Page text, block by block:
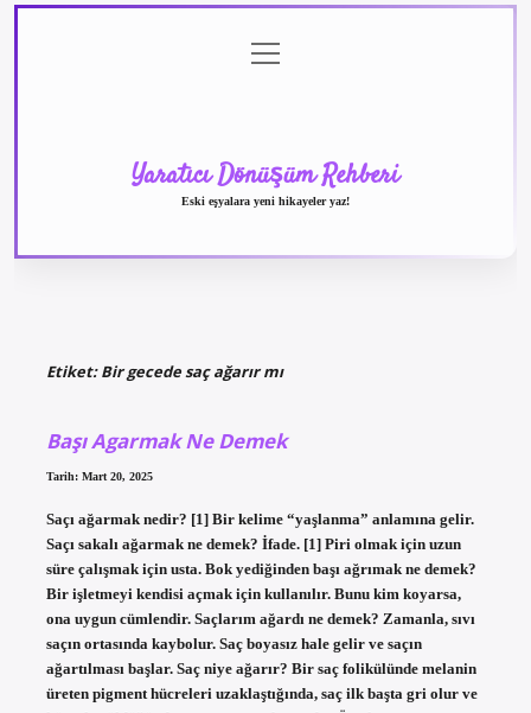
menüyü
aç
Yaratıcı Dönüşüm Rehberi
Eski eşyalara yeni hikayeler yaz!
Etiket:Bir gecede saç ağarır mı
Başı Agarmak Ne Demek
Tarih: Mart 20, 2025
Saçı ağarmak nedir? [1] Bir kelime “yaşlanma” anlamına gelir.
Saçı sakalı ağarmak ne demek? İfade. [1] Piri olmak için uzun
süre çalışmak için usta. Bok yediğinden başı ağrımak ne demek?
Bir işletmeyi kendisi açmak için kullanılır. Bunu kim koyarsa,
ona uygun cümlendir. Saçlarım ağardı ne demek? Zamanla, sıvı
saçın ortasında kaybolur. Saç boyasız hale gelir ve saçın
ağartılması başlar. Saç niye ağarır? Bir saç folikülünde melanin
üreten pigment hücreleri uzaklaştığında, saç ilk başta gri olur ve